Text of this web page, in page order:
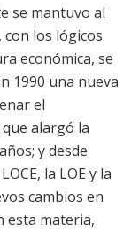
se mantuvo al
con los lógicos
económica, se
1990 una nueva
el
alargó la
y desde
la LOE y la
cambios en
esta materia,